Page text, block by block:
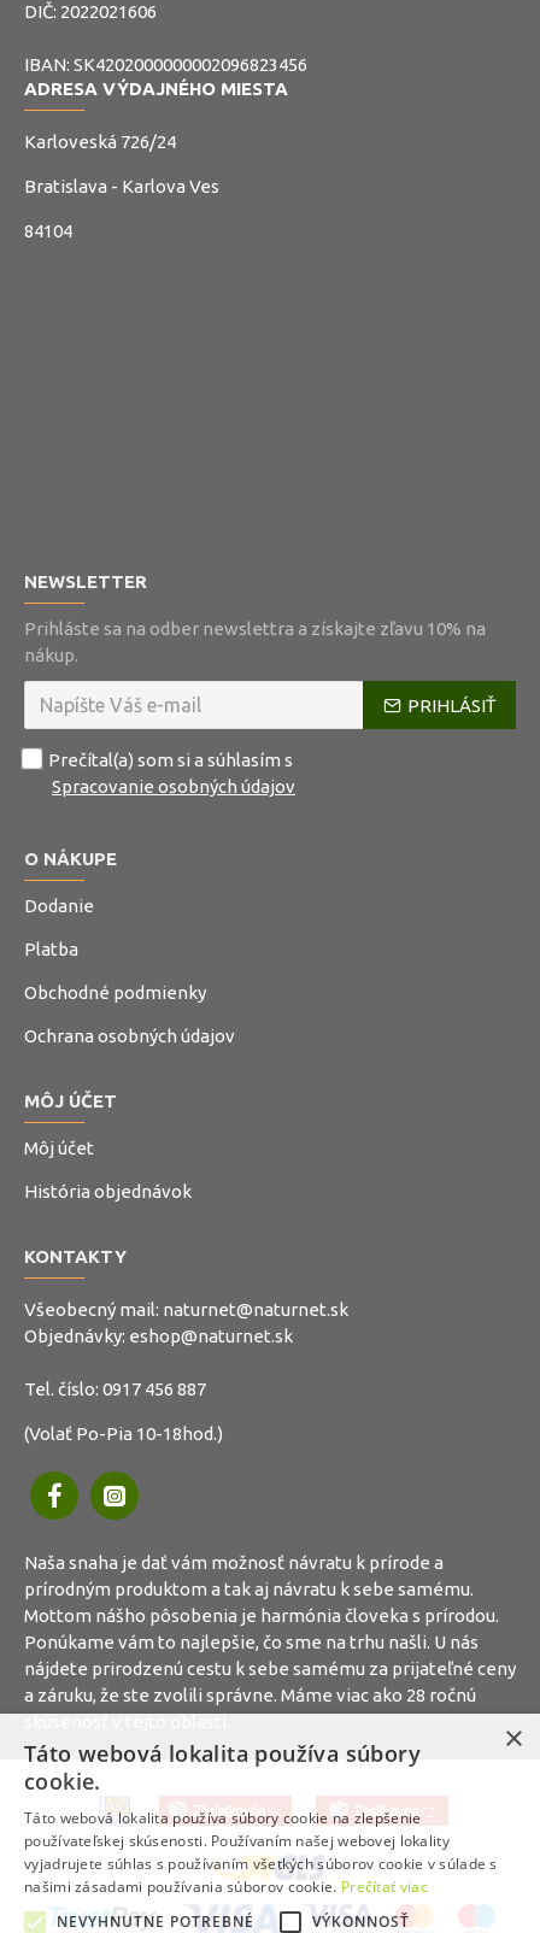
DIČ: 2022021606
IBAN: SK4202000000002096823456
ADRESA VÝDAJNÉHO MIESTA
Karloveská 726/24
Bratislava - Karlova Ves
84104
NEWSLETTER
Prihláste sa na odber newslettra a získajte zľavu 10% na
nákup.
PRIHLÁSIŤ
Prečítal(a) som si a súhlasím s
Spracovanie osobných údajov
O NÁKUPE
Dodanie
Platba
Obchodné podmienky
Ochrana osobných údajov
MÔJ ÚČET
Môj účet
História objednávok
KONTAKTY
Všeobecný mail: naturnet@naturnet.sk
Objednávky: eshop@naturnet.sk
Tel. číslo: 0917 456 887
(Volať Po-Pia 10-18hod.)
Naša snaha je dať vám možnosť návratu k prírode a
prírodným produktom a tak aj návratu k sebe samému.
Mottom nášho pôsobenia je harmónia človeka s prírodou.
Ponúkame vám to najlepšie, čo sme na trhu našli. U nás
nájdete prirodzenú cestu k sebe samému za prijateľné ceny
a záruku, že ste zvolili správne. Máme viac ako 28 ročnú
×
Táto webová lokalita používa súbory
cookie.
Táto webová lokalita používa súbory cookie na zlepšenie
používateľskej skúsenosti. Používaním našej webovej lokality
vyjadrujete súhlas s používaním všetkých súborov cookie v súlade s
našimi zásadami používania súborov cookie. Prečítať viac
NEVYHNUTNE POTREBNÉ
VÝKONNOSŤ